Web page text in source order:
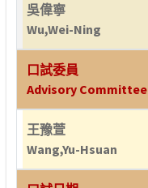
吳偉寧
Wu,Wei-Ning
口試委員
Advisory Committee
王豫萱
Wang,Yu-Hsuan